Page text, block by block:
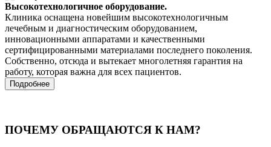
Высокотехнологичное оборудование.
Клиника оснащена новейшим высокотехнологичным
лечебным и диагностическим оборудованием,
инновационными аппаратами и качественными
сертифицированными материалами последнего поколения.
Собственно, отсюда и вытекает многолетняя гарантия на
работу, которая важна для всех пациентов.
Подробнее
ПОЧЕМУ ОБРАЩАЮТСЯ К НАМ?